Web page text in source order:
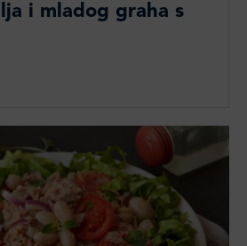
i mladog graha s